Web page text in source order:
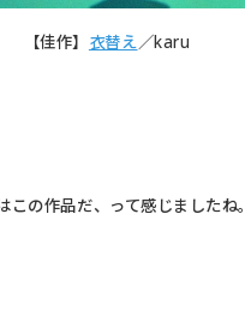
【佳作】 衣替え／karu
この作品だ、って感じましたね。